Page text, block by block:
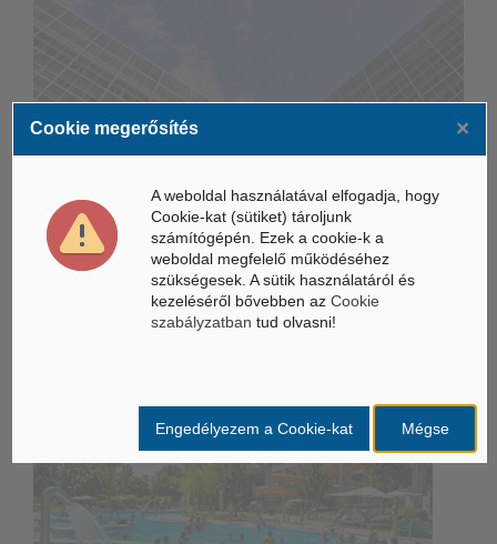
Életbe léptek az Európai Unióban a mesterséges intelligencia
új szabályai
Gyorsabbá válhat a fúziós üzemanyag fejlesztése a
mesterséges intelligenciával
Látó robotkerekesszék segíthet önállóbbá tenni a
mozgáskorlátozott embereket
Cookie megerősítés ×
A weboldal használatával elfogadja, hogy
Cookie-kat (sütiket) tároljunk
számítógépén. Ezek a cookie-k a
weboldal megfelelő működéséhez
szükségesek. A sütik használatáról és
kezeléséről bővebben az Cookie
szabályzatban tud olvasni!
Mégse
Engedélyezem a Cookie-kat